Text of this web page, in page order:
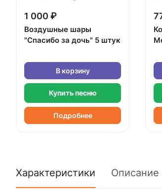
1 000 ₽
Воздушные шары
"Спасибо за дочь" 5 штук
В корзину
Купить песню
Подробнее
Характеристики Описание